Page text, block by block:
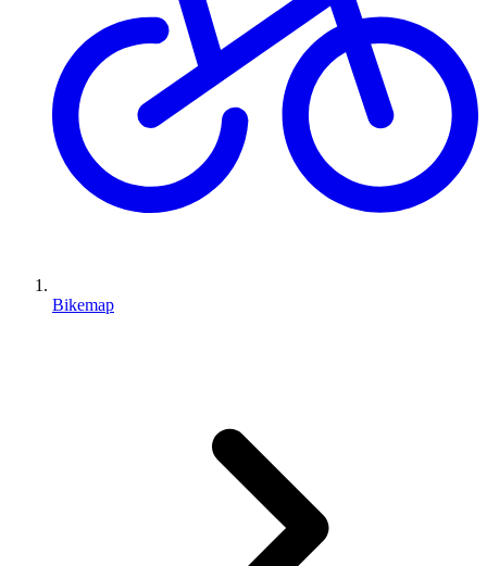
Bikemap